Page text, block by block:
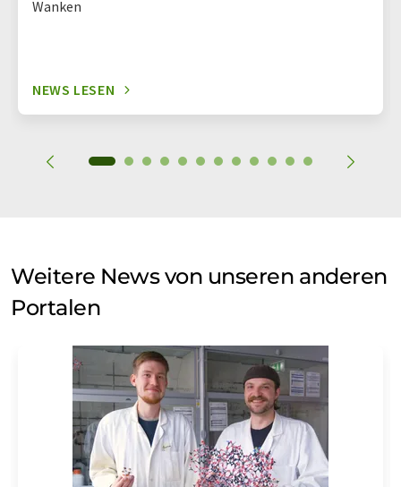
Wanken
NEWS LESEN
Weitere News von unseren anderen
Portalen